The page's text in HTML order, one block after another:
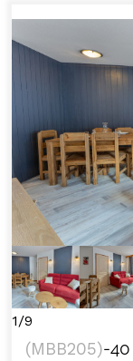
1/9
(MBB205)-40